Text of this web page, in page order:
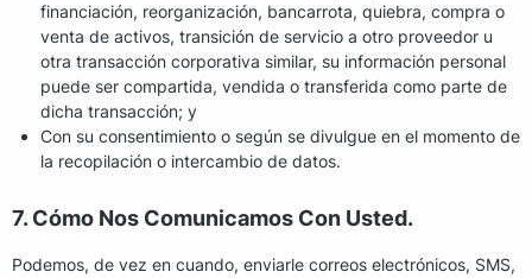
financiación, reorganización, bancarrota, quiebra, compra o
venta de activos, transición de servicio a otro proveedor u
otra transacción corporativa similar, su información personal
puede ser compartida, vendida o transferida como parte de
dicha transacción; y
Con su consentimiento o según se divulgue en el momento de
la recopilación o intercambio de datos.
7. Cómo Nos Comunicamos Con Usted.
Podemos, de vez en cuando, enviarle correos electrónicos, SMS,